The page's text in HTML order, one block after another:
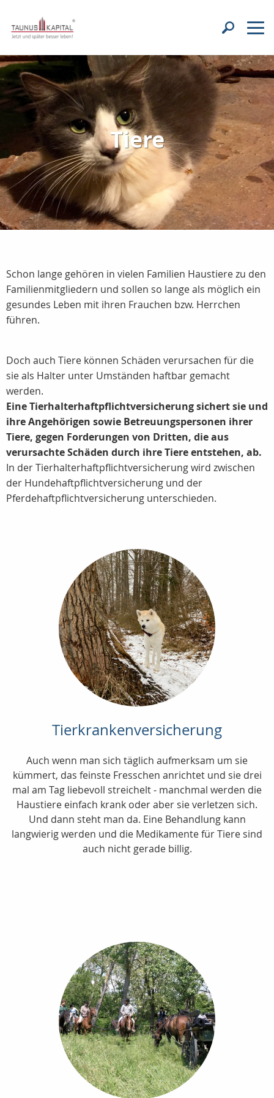
Tiere
Schon lange gehören in vielen Familien Haustiere zu den
Familienmitgliedern und sollen so lange als möglich ein
gesundes Leben mit ihren Frauchen bzw. Herrchen
führen.
Doch auch Tiere können Schäden verursachen für die
sie als Halter unter Umständen haftbar gemacht
werden.
Eine Tierhalterhaftpflichtversicherung sichert sie und
ihre Angehörigen sowie Betreuungspersonen ihrer
Tiere, gegen Forderungen von Dritten, die aus
verursachte Schäden durch ihre Tiere entstehen, ab.
In der Tierhalterhaftpflichtversicherung wird zwischen
der Hundehaftpflichtversicherung und der
Pferdehaftpflichtversicherung unterschieden.
Tierkrankenversicherung
Auch wenn man sich täglich aufmerksam um sie
kümmert, das feinste Fresschen anrichtet und sie drei
mal am Tag liebevoll streichelt - manchmal werden die
Haustiere einfach krank oder aber sie verletzen sich.
Und dann steht man da. Eine Behandlung kann
langwierig werden und die Medikamente für Tiere sind
auch nicht gerade billig.